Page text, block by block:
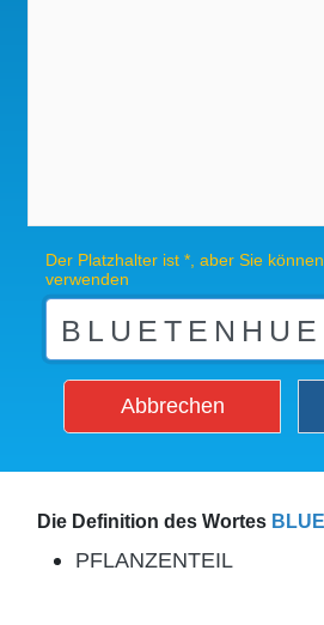
Der Platzhalter ist *, aber Sie
verwenden
Abbrechen
Die Definition des Wortes
PFLANZENTEIL